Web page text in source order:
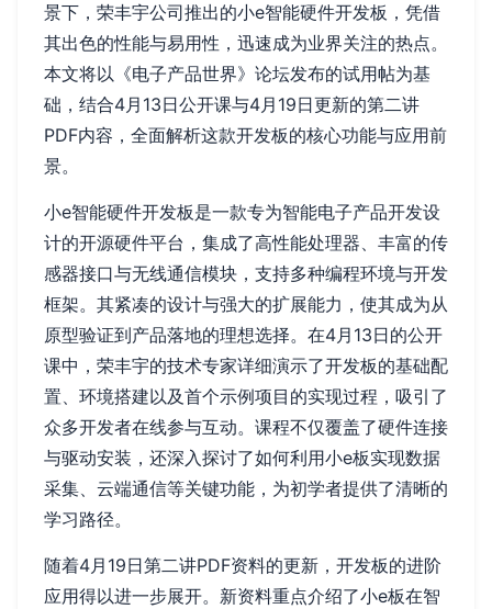
景下，荣丰宇公司推出的小e智能硬件开发板，凭借
其出色的性能与易用性，迅速成为业界关注的热点。
本文将以《电子产品世界》论坛发布的试用帖为基
础，结合4月13日公开课与4月19日更新的第二讲
PDF内容，全面解析这款开发板的核心功能与应用前
景。
小e智能硬件开发板是一款专为智能电子产品开发设
计的开源硬件平台，集成了高性能处理器、丰富的传
感器接口与无线通信模块，支持多种编程环境与开发
框架。其紧凑的设计与强大的扩展能力，使其成为从
原型验证到产品落地的理想选择。在4月13日的公开
课中，荣丰宇的技术专家详细演示了开发板的基础配
置、环境搭建以及首个示例项目的实现过程，吸引了
众多开发者在线参与互动。课程不仅覆盖了硬件连接
与驱动安装，还深入探讨了如何利用小e板实现数据
采集、云端通信等关键功能，为初学者提供了清晰的
学习路径。
随着4月19日第二讲PDF资料的更新，开发板的进阶
应用得以进一步展开。新资料重点介绍了小e板在智